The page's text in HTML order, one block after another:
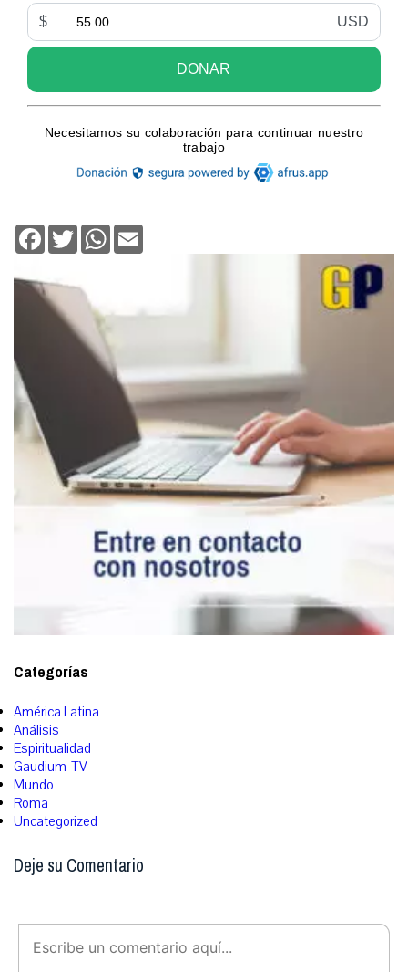
Facebook
TwitterWhatsApp
Categorías
América Latina
Análisis
Espiritualidad
Gaudium-TV
Mundo
Roma
Uncategorized
Deje su Comentario